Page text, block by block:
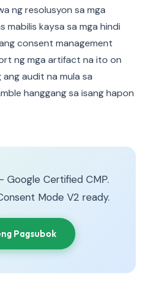
ng resolusyon sa mga
mabilis kaysa sa mga hindi
consent management
ng mga artifact na ito on
audit na mula sa
hanggang sa isang hapon
Google Certified CMP.
Mode V2 ready.
Pagsubok